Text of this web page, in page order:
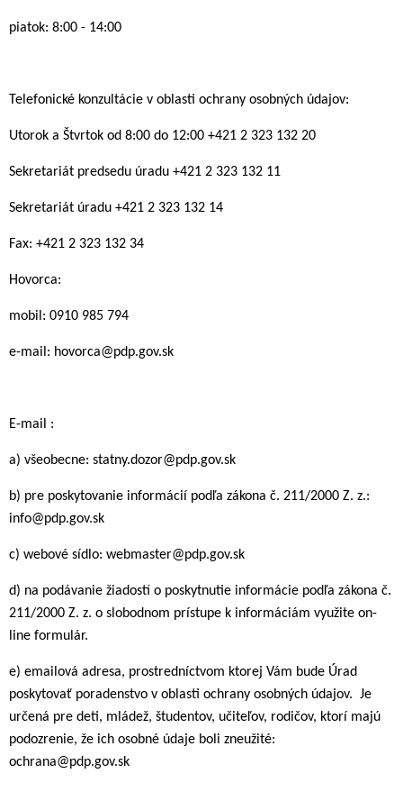
piatok: 8:00 - 14:00
Telefonické konzultácie v oblasti ochrany osobných údajov:
Utorok a Štvrtok od 8:00 do 12:00 +421 2 323 132 20
Sekretariát predsedu úradu +421 2 323 132 11
Sekretariát úradu +421 2 323 132 14
Fax: +421 2 323 132 34
Hovorca:
mobil: 0910 985 794
e-mail: hovorca@pdp.gov.sk
E-mail :
a) všeobecne: statny.dozor@pdp.gov.sk
b) pre poskytovanie informácií podľa zákona č. 211/2000 Z. z.:
info@pdp.gov.sk
c) webové sídlo: webmaster@pdp.gov.sk
d) na podávanie žiadostí o poskytnutie informácie podľa zákona č.
211/2000 Z. z. o slobodnom prístupe k informáciám využite on-
line formulár.
e) emailová adresa, prostredníctvom ktorej Vám bude Úrad
poskytovať poradenstvo v oblasti ochrany osobných údajov. Je
určená pre deti, mládež, študentov, učiteľov, rodičov, ktorí majú
podozrenie, že ich osobné údaje boli zneužité:
ochrana@pdp.gov.sk